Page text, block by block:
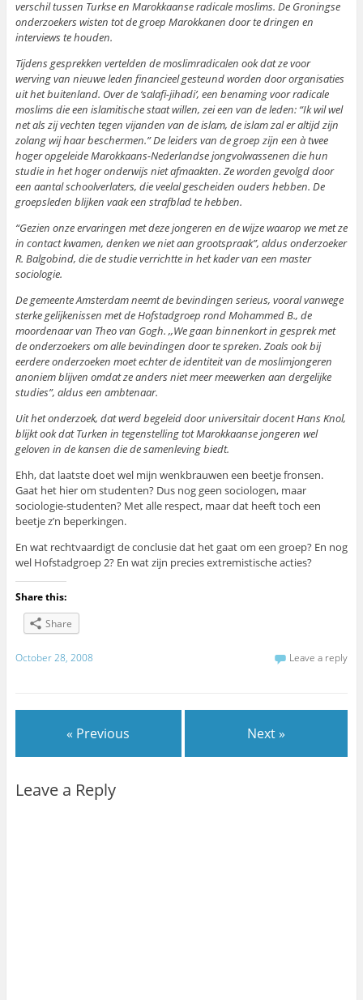
verschil tussen Turkse en Marokkaanse radicale moslims. De Groningse
onderzoekers wisten tot de groep Marokkanen door te dringen en
interviews te houden.
Tijdens gesprekken vertelden de moslimradicalen ook dat ze voor
werving van nieuwe leden financieel gesteund worden door organisaties
uit het buitenland. Over de ‘salafi-jihadi’, een benaming voor radicale
moslims die een islamitische staat willen, zei een van de leden: “Ik wil wel
net als zij vechten tegen vijanden van de islam, de islam zal er altijd zijn
zolang wij haar beschermen.” De leiders van de groep zijn een à twee
hoger opgeleide Marokkaans-Nederlandse jongvolwassenen die hun
studie in het hoger onderwijs niet afmaakten. Ze worden gevolgd door
een aantal schoolverlaters, die veelal gescheiden ouders hebben. De
groepsleden blijken vaak een strafblad te hebben.
“Gezien onze ervaringen met deze jongeren en de wijze waarop we met ze
in contact kwamen, denken we niet aan grootspraak”, aldus onderzoeker
R. Balgobind, die de studie verrichtte in het kader van een master
sociologie.
De gemeente Amsterdam neemt de bevindingen serieus, vooral vanwege
sterke gelijkenissen met de Hofstadgroep rond Mohammed B., de
moordenaar van Theo van Gogh. ,,We gaan binnenkort in gesprek met
de onderzoekers om alle bevindingen door te spreken. Zoals ook bij
eerdere onderzoeken moet echter de identiteit van de moslimjongeren
anoniem blijven omdat ze anders niet meer meewerken aan dergelijke
studies”, aldus een ambtenaar.
Uit het onderzoek, dat werd begeleid door universitair docent Hans Knol,
blijkt ook dat Turken in tegenstelling tot Marokkaanse jongeren wel
geloven in de kansen die de samenleving biedt.
Ehh, dat laatste doet wel mijn wenkbrauwen een beetje fronsen.
Gaat het hier om studenten? Dus nog geen sociologen, maar
sociologie-studenten? Met alle respect, maar dat heeft toch een
beetje z’n beperkingen.
En wat rechtvaardigt de conclusie dat het gaat om een groep? En nog
wel Hofstadgroep 2? En wat zijn precies extremistische acties?
Share this:
Share
October 28, 2008 Leave a reply
« Previous Next »
Leave a Reply